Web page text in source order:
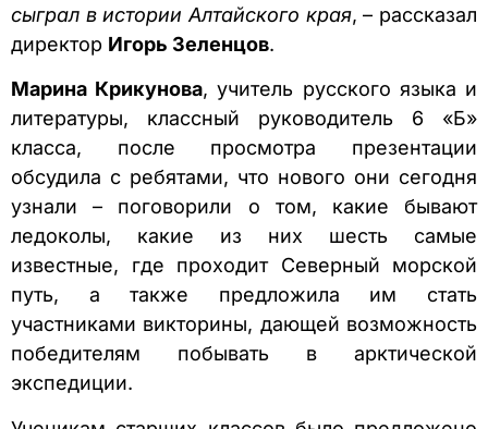
сыграл в истории Алтайского края, – рассказал
директор Игорь Зеленцов.
Марина Крикунова, учитель русского языка и
литературы, классный руководитель 6 «Б»
класса, после просмотра презентации
обсудила с ребятами, что нового они сегодня
узнали – поговорили о том, какие бывают
ледоколы, какие из них шесть самые
известные, где проходит Северный морской
путь, а также предложила им стать
участниками викторины, дающей возможность
победителям побывать в арктической
экспедиции.